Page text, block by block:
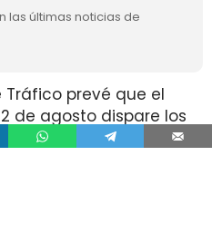
las últimas noticias de
Tráfico prevé que el
de agosto dispare los
hacia las zonas